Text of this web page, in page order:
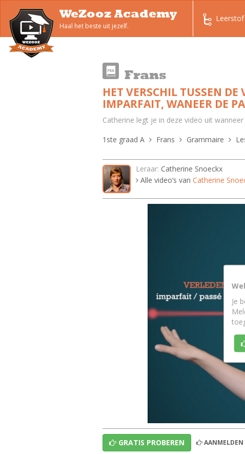
WeZooz Academy
Haal het beste uit jezelf.
Leerstof
Frans
HET VERSCHIL TUSSEN
IMPARFAIT, WANEER DE
Catherine legt je in deze video uit
1ste graad A
Frans Grammaire
Leraar: Catherine Snoeckx
Alle video’s van Catherine
Je
GRATIS PROBEREN AANMELDEN